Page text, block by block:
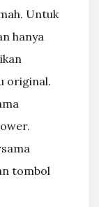
Untuk
hanya
original.
tombol